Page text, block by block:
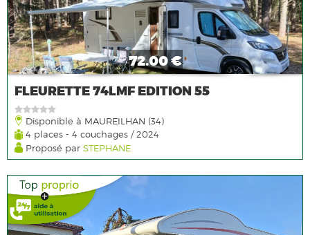
72.00 €
FLEURETTE 74LMF EDITION 55
Disponible à MAUREILHAN (34)
4 places - 4 couchages / 2024
Proposé par STEPHANE